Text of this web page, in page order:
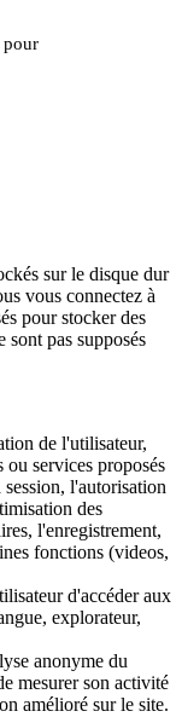
pour
sur le disque dur
vous connectez à
pour stocker des
pas supposés
de l'utilisateur,
services proposés
l'autorisation
des
l'enregistrement,
fonctions (videos,
d'accéder aux
explorateur,
anonyme du
mesurer son activité
amélioré sur le site.